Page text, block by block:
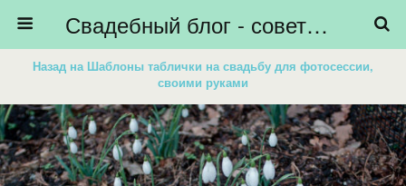
Свадебный блог - советы невестам, подготовка к свадьбе - HiBride
Назад на Шаблоны таблички на свадьбу для фотосессии,
своими руками